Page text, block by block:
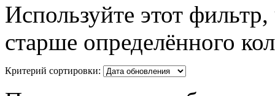
Используйте этот
старше определённого
Критерий сортировки: